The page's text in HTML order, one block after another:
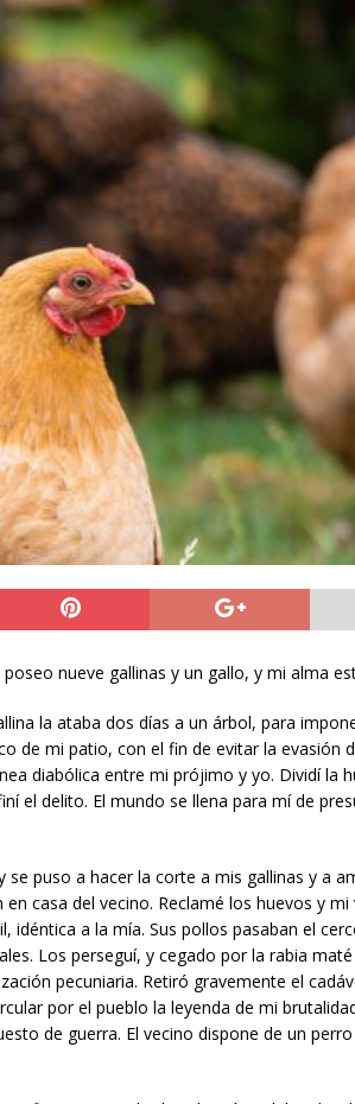
nueve gallinas y un gallo, y mi alma
la ataba dos días a un árbol, para
de mi patio, con el fin de evitar la evasión
diabólica entre mi prójimo y yo. Dividí la
el delito. El mundo se llena para mí de
puso a hacer la corte a mis gallinas y a
casa del vecino. Reclamé los huevos y
a la mía. Sus pollos pasaban el
Los perseguí, y cegado por la rabia
pecuniaria. Retiró gravemente el
por el pueblo la leyenda de mi
de guerra. El vecino dispone de un